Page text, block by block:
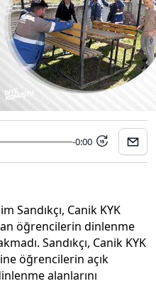
-0:00 15
Sandıkçı, Canik KYK
öğrencilerin dinlenme
Sandıkçı, Canik KYK
öğrencilerin açık
alanlarını